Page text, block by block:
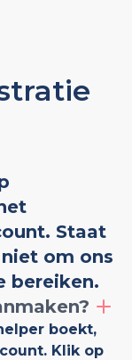
Staat
om ons
bereiken.
boekt,
Klik op